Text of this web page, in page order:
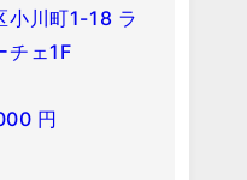
小川町1-18 ラ
チェ1F
円